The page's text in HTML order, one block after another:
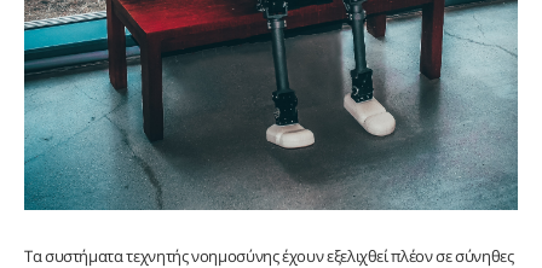
Τα συστήματα τεχνητής νοημοσύνης έχουν εξελιχθεί πλέον σε σύνηθες